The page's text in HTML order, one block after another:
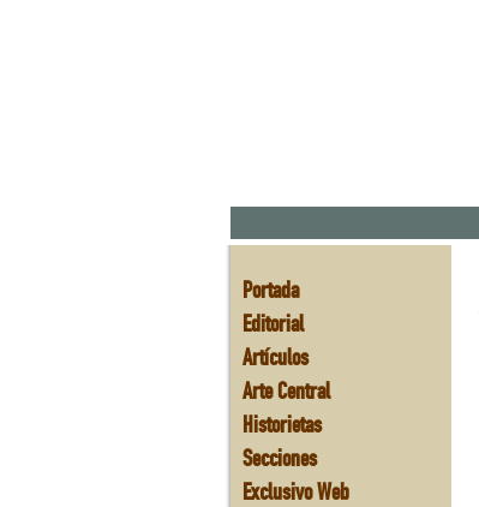
Portada
Editorial
Artículos
Arte Central
Historietas
Secciones
Exclusivo Web